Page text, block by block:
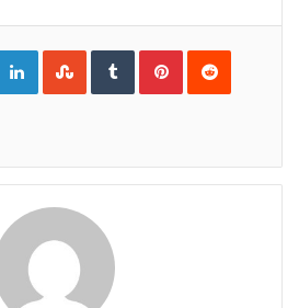
LinkedInStumbleUpon
TumblrPinterestReddit